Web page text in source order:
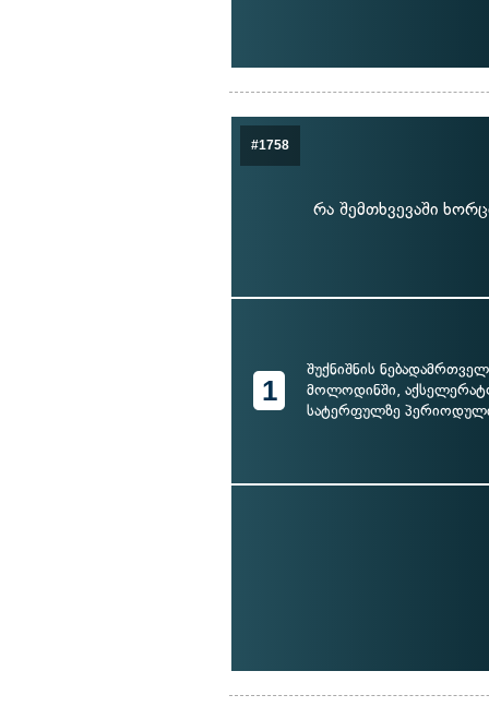
#1758
რა შემთხვევაში
1
შუქნიშნის
მოლოდინში,
სატერფულზე